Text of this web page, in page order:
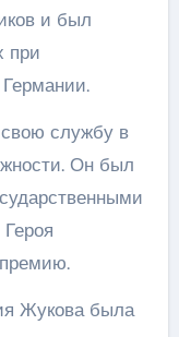
и был
при
службу в
Он был
Жукова была